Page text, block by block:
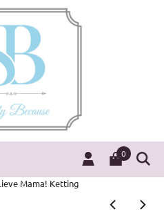
gesloten.
0
Mama! Ketting